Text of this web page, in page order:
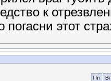
к
погасни этот
Пн Вт